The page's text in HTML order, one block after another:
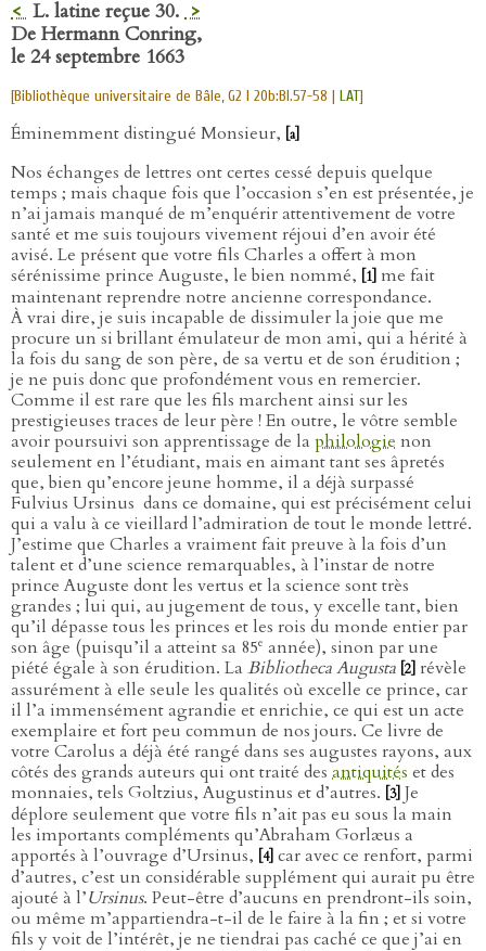
< L. latine reçue 30. >
De Hermann Conring,
le 24 septembre 1663
[Bibliothèque universitaire de Bâle, G2 I 20b:Bl.57-58 | LAT]
Éminemment distingué Monsieur, [a]
Nos échanges de lettres ont certes cessé depuis quelque
temps ; mais chaque fois que l’occasion s’en est présentée, je
n’ai jamais manqué de m’enquérir attentivement de votre
santé et me suis toujours vivement réjoui d’en avoir été
avisé. Le présent que votre fils Charles a offert à mon
sérénissime prince Auguste, le bien nommé,
[1] me fait
maintenant reprendre notre ancienne correspondance.
À vrai dire, je suis incapable de dissimuler la joie que me
procure un si brillant émulateur de mon ami, qui a hérité à
la fois du sang de son père, de sa vertu et de son érudition ;
je ne puis donc que profondément vous en remercier.
Comme il est rare que les fils marchent ainsi sur les
prestigieuses traces de leur père ! En outre, le vôtre semble
avoir poursuivi son apprentissage de la philologie non
seulement en l’étudiant, mais en aimant tant ses âpretés
que, bien qu’encore jeune homme, il a déjà surpassé
Fulvius Ursinus dans ce domaine, qui est précisément celui
qui a valu à ce vieillard l’admiration de tout le monde lettré.
J’estime que Charles a vraiment fait preuve à la fois d’un
talent et d’une science remarquables, à l’instar de notre
prince Auguste dont les vertus et la science sont très
grandes ; lui qui, au jugement de tous, y excelle tant, bien
qu’il dépasse tous les princes et les rois du monde entier par
son âge (puisqu’il a atteint sa 85e année), sinon par une
piété égale à son érudition. La Bibliotheca Augusta [2] révèle
assurément à elle seule les qualités où excelle ce prince, car
il l’a immensément agrandie et enrichie, ce qui est un acte
exemplaire et fort peu commun de nos jours. Ce livre de
votre Carolus a déjà été rangé dans ses augustes rayons, aux
côtés des grands auteurs qui ont traité des antiquités et des
monnaies, tels Goltzius, Augustinus et d’autres. [3] Je
déplore seulement que votre fils n’ait pas eu sous la main
les importants compléments qu’Abraham Gorlæus a
apportés à l’ouvrage d’Ursinus, [4] car avec ce renfort, parmi
d’autres, c’est un considérable supplément qui aurait pu être
ajouté à l’Ursinus. Peut-être d’aucuns en prendront-ils soin,
ou même m’appartiendra-t-il de le faire à la fin ; et si votre
fils y voit de l’intérêt, je ne tiendrai pas caché ce que j’ai en